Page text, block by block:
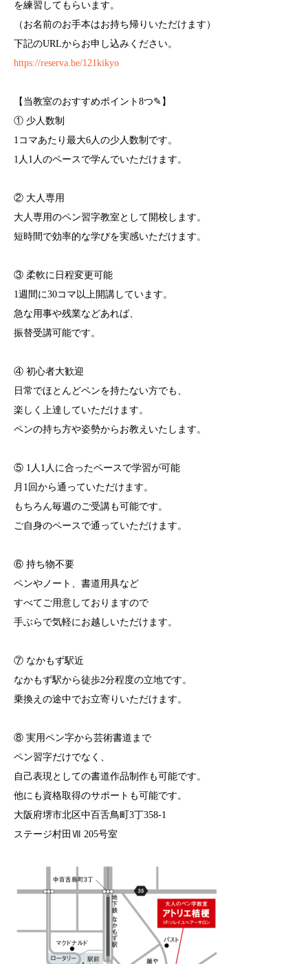
を練習してもらいます。
（お名前のお手本はお持ち帰りいただけます）
下記のURLからお申し込みください。
https://reserva.be/121kikyo
【当教室のおすすめポイント8つ✎︎】
① 少人数制
1コマあたり最大6人の少人数制です。
1人1人のペースで学んでいただけます。
② 大人専用
大人専用のペン習字教室として開校します。
短時間で効率的な学びを実感いただけます。
③ 柔軟に日程変更可能
1週間に30コマ以上開講しています。
急な用事や残業などあれば、
振替受講可能です。
④ 初心者大歓迎
日常でほとんどペンを持たない方でも、
楽しく上達していただけます。
ペンの持ち方や姿勢からお教えいたします。
⑤ 1人1人に合ったペースで学習が可能
月1回から通っていただけます。
もちろん毎週のご受講も可能です。
ご自身のペースで通っていただけます。
⑥ 持ち物不要
ペンやノート、書道用具など
すべてご用意しておりますので
手ぶらで気軽にお越しいただけます。
⑦ なかもず駅近
なかもず駅から徒歩2分程度の立地です。
乗換えの途中でお立寄りいただけます。
⑧ 実用ペン字から芸術書道まで
ペン習字だけでなく、
自己表現としての書道作品制作も可能です。
他にも資格取得のサポートも可能です。
大阪府堺市北区中百舌鳥町3丁358-1
ステージ村田Ⅶ 205号室